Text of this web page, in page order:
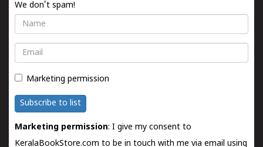
We don't spam!
Name
Email
Marketing permission
Subscribe to list
Marketing permission: I give my consent to
KeralaBookStore.com to be in touch with me via email using